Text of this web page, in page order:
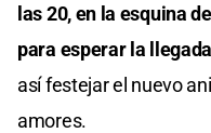
las 20, en la esquina
para esperar la
así festejar el nuevo
amores.